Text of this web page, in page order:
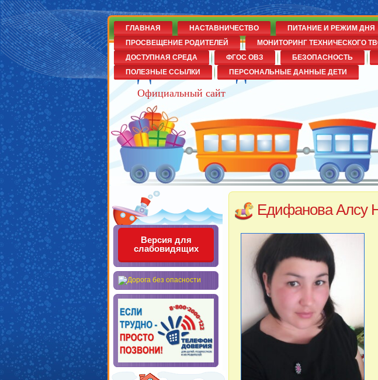
Детский сад№14
Официальный сайт
ГЛАВНАЯ НАСТАВНИЧЕСТВО ПИТАНИЕ И РЕЖИМ ДНЯ
ПРОСВЕЩЕНИЕ РОДИТЕЛЕЙ
МОНИТОРИНГ ТЕХНИЧЕСКОГО
ДОСТУПНАЯ СРЕДА
ФГОС ОВЗ БЕЗОПАСНОСТЬ
ПОЛЕЗНЫЕ ССЫЛКИ
ПЕРСОНАЛЬНЫЕ ДАННЫЕ ДЕТИ
Версия для
слабовидящих
Едифанова Алсу